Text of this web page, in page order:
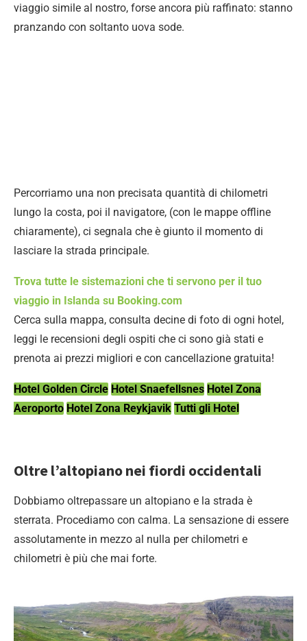
viaggio simile al nostro, forse ancora più raffinato: stanno
pranzando con soltanto uova sode.
Percorriamo una non precisata quantità di chilometri
lungo la costa, poi il navigatore, (con le mappe offline
chiaramente), ci segnala che è giunto il momento di
lasciare la strada principale.
Trova tutte le sistemazioni che ti servono per il tuo
viaggio in Islanda su Booking.com
Cerca sulla mappa, consulta decine di foto di ogni hotel,
leggi le recensioni degli ospiti che ci sono già stati e
prenota ai prezzi migliori e con cancellazione gratuita!
Hotel Golden Circle Hotel Snaefellsnes Hotel Zona
Aeroporto Hotel Zona Reykjavik Tutti gli Hotel
Oltre l’altopiano nei fiordi occidentali
Dobbiamo oltrepassare un altopiano e la strada è
sterrata. Procediamo con calma. La sensazione di essere
assolutamente in mezzo al nulla per chilometri e
chilometri è più che mai forte.